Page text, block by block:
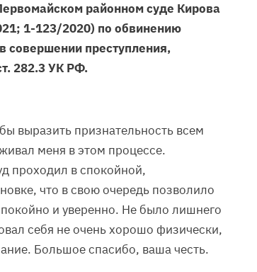
районном суде Кирова
1-123/2020) по обвинению
преступления,
282.3 УК РФ.
выразить признательность всем
меня в этом процессе.
проходил в спокойной,
что в свою очередь позволило
и уверенно. Не было лишнего
себя не очень хорошо физически,
Большое спасибо, ваша честь.